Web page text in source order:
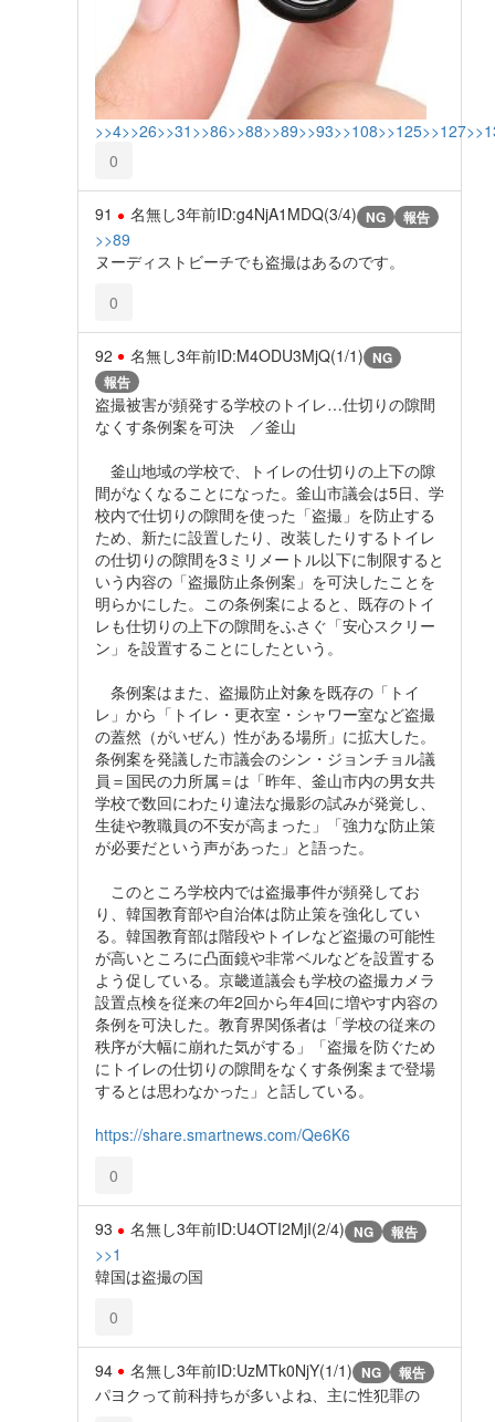
>>4>>26>>31 >>86>>88>>89>>93>>108>>125>>127
0
91 名無し3年前ID:g4NjA1MDQ(3/4) NG 報告
>>89
ヌーディストビーチでも盗撮はあるのです。
0
92 名無し3年前ID:M4ODU3MjQ(1/1) NG
報告
盗撮被害が頻発する学校のトイレ…仕切りの隙間
なくす条例案を可決 ／釜山
釜山地域の学校で、トイレの仕切りの上下の隙
間がなくなることになった。釜山市議会は5日、学
校内で仕切りの隙間を使った「盗撮」を防止する
ため、新たに設置したり、改装したりするトイレ
の仕切りの隙間を3ミリメートル以下に制限すると
いう内容の「盗撮防止条例案」を可決したことを
明らかにした。この条例案によると、既存のトイ
レも仕切りの上下の隙間をふさぐ「安心スクリー
ン」を設置することにしたという。
条例案はまた、盗撮防止対象を既存の「トイ
レ」から「トイレ・更衣室・シャワー室など盗撮
の蓋然（がいぜん）性がある場所」に拡大した。
条例案を発議した市議会のシン・ジョンチョル議
員＝国民の力所属＝は「昨年、釜山市内の男女共
学校で数回にわたり違法な撮影の試みが発覚し、
生徒や教職員の不安が高まった」「強力な防止策
が必要だという声があった」と語った。
このところ学校内では盗撮事件が頻発してお
り、韓国教育部や自治体は防止策を強化してい
る。韓国教育部は階段やトイレなど盗撮の可能性
が高いところに凸面鏡や非常ベルなどを設置する
よう促している。京畿道議会も学校の盗撮カメラ
設置点検を従来の年2回から年4回に増やす内容の
条例を可決した。教育界関係者は「学校の従来の
秩序が大幅に崩れた気がする」「盗撮を防ぐため
にトイレの仕切りの隙間をなくす条例案まで登場
するとは思わなかった」と話している。
https://share.smartnews.com/Qe6K6
0
93 名無し3年前ID:U4OTI2MjI(2/4) NG 報告
>>1
韓国は盗撮の国
0
94 名無し3年前ID:UzMTk0NjY(1/1) NG 報告
パヨクって前科持ちが多いよね、主に性犯罪の